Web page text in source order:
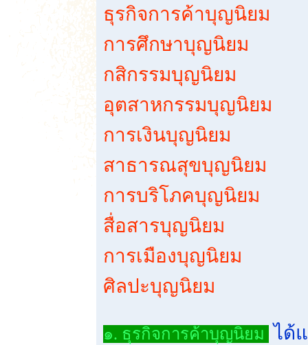
ธุรกิจการค้าบุญนิยม
การศึกษาบุญนิยม
กสิกรรมบุญนิยม
อุตสาหกรรมบุญนิยม
การเงินบุญนิยม
สาธารณสุขบุญนิยม
การบริโภคบุญนิยม
สื่อสารบุญนิยม
การเมืองบุญนิยม
ศิลปะบุญนิยม
๑. ธุรกิจการค้าบุญนิยม ได้